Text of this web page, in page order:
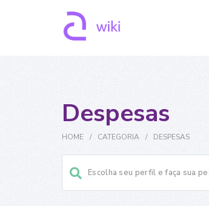
Despesas
HOME / CATEGORIA / DESPESAS